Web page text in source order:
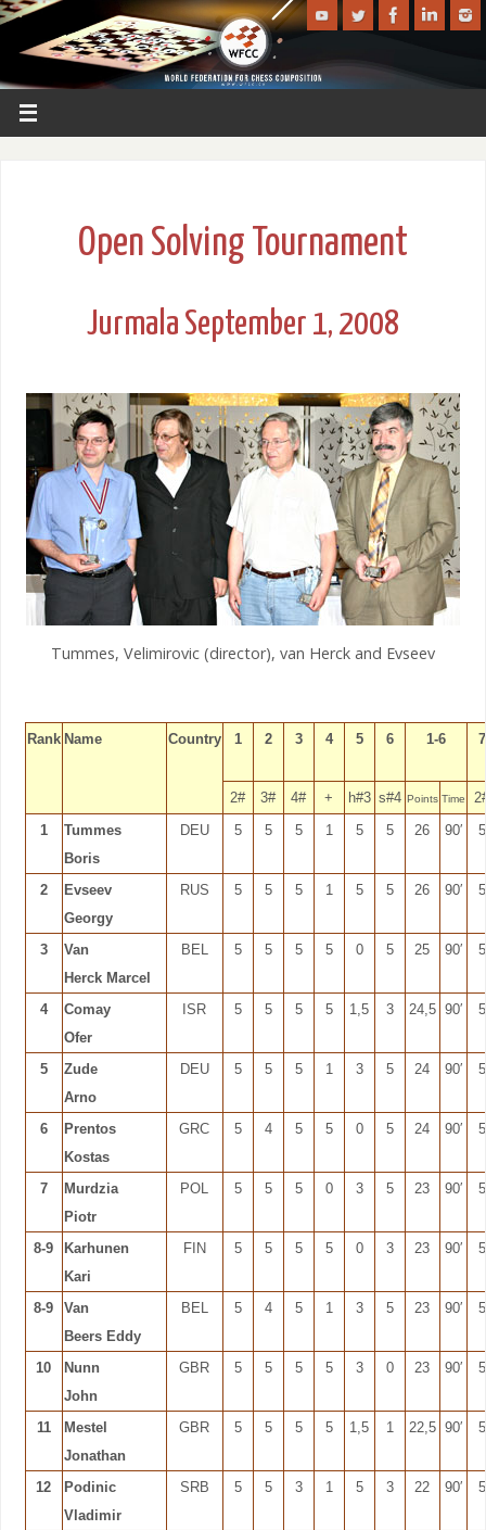
Open Solving Tournament
Jurmala September 1, 2008
Tummes, Velimirovic (director), van Herck and Evseev
Rank Name Country 1 2 3 4 5 6 1-6 7
2# 3# 4# + h#3 s#4 Points Time
1
Tummes
Boris
DEU 5 5 5 1 5 5 26 90′ 5
2
Evseev
Georgy
RUS 5 5 5 1 5 5 26 90′ 5
3
Van
Herck Marcel
BEL 5 5 5 5 0 5 25 90′ 5
4
Comay
Ofer
ISR 5 5 5 5 1,5 3 24,5 90′ 5
5
Zude
Arno
DEU 5 5 5 1 3 5 24 90′ 5
6
Prentos
Kostas
GRC 5 4 5 5 0 5 24 90′ 5
7
Murdzia
Piotr
POL 5 5 5 0 3 5 23 90′ 5
8-9
Karhunen
Kari
FIN 5 5 5 5 0 3 23 90′ 5
8-9
Van
Beers Eddy
BEL 5 4 5 1 3 5 23 90′ 5
10
Nunn
John
GBR 5 5 5 5 3 0 23 90′ 5
11
Mestel
Jonathan
GBR 5 5 5 5 1,5 1 22,5 90′ 5
12
Podinic
Vladimir
SRB 5 5 3 1 5 3 22 90′ 5